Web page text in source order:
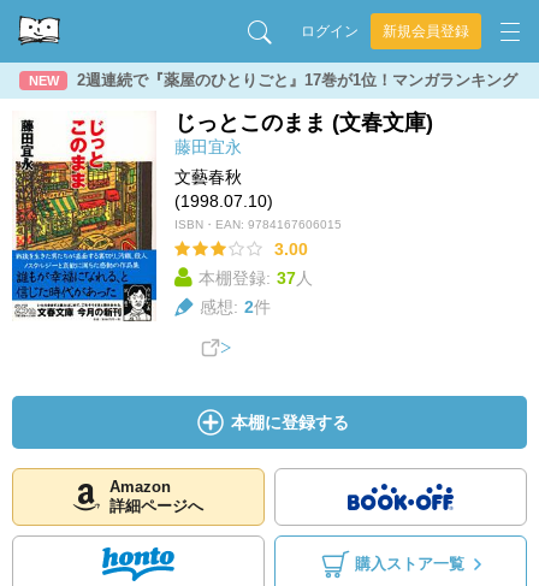
ログイン 新規会員登録
NEW 2週連続で『薬屋のひとりごと』17巻が1位！マンガランキング
じっとこのまま (文春文庫)
藤田宜永
文藝春秋
(1998.07.10)
ISBN・EAN: 9784167606015
3.00
本棚登録: 37人
感想: 2件
本棚に登録する
Amazon
詳細ページへ
購入ストア一覧